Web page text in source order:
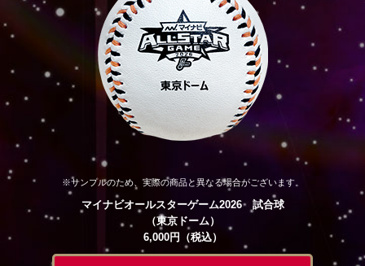
※サンプルのため、実際の商品と異なる場合がございます。
マイナビオールスターゲーム2026 試合球
（東京ドーム）
6,000円（税込）